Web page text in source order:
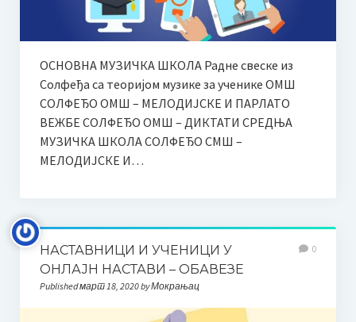
Сатница по разредима 22.03.2024.
Галерија
Видео
Музичка Снохватица бр. 2
План јавних набавки за 2026. годину
ОСНОВНА МУЗИЧКА ШКОЛА Раднe свеске из
Солфеђа са теоријом музике за ученике ОМШ
СОЛФЕЂО ОМШ – МЕЛОДИЈСКЕ И ПАРЛАТО
ВЕЖБЕ СОЛФЕЂО ОМШ – ДИКТАТИ СРЕДЊА
МУЗИЧКА ШКОЛА СОЛФЕЂО СМШ –
МЕЛОДИЈСКЕ И…
НАСТАВНИЦИ И УЧЕНИЦИ У
ОНЛАЈН НАСТАВИ – ОБАВЕЗЕ
Published март 18, 2020 by Мокрањац
0